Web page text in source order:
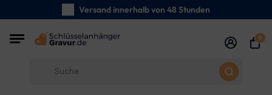
Versand innerhalb von 48 Stunden
0